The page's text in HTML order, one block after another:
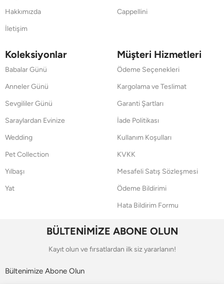
Hakkımızda
İletişim
Cappellini
Koleksiyonlar
Babalar Günü
Anneler Günü
Sevgililer Günü
Saraylardan Evinize
Wedding
Pet Collection
Yılbaşı
Yat
Müşteri Hizmetleri
Ödeme Seçenekleri
Kargolama ve Teslimat
Garanti Şartları
İade Politikası
Kullanım Koşulları
KVKK
Mesafeli Satış Sözleşmesi
Ödeme Bildirimi
Hata Bildirim Formu
BÜLTENİMİZE ABONE OLUN
Kayıt olun ve fırsatlardan ilk siz yararlanın!
Bültenimize Abone Olun